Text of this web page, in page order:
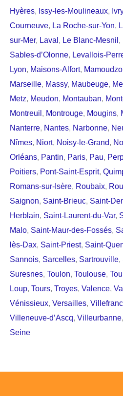
Hyères, Issy-les-Moulineaux,
Courneuve, La Roche-sur-Yon,
sur-Mer, Laval, Le Blanc-Mesnil,
Sables-d’Olonne, Levallois-
Lyon, Maisons-Alfort,
Marseille, Massy, Maubeuge,
Metz, Meudon, Montauban,
Montreuil, Montrouge, Mougins,
Nanterre, Nantes, Narbonne,
Nîmes, Niort, Noisy-le-Grand,
Orléans, Pantin, Paris, Pau,
Poitiers, Pont-Saint-Esprit,
Romans-sur-Isère, Roubaix,
Saignon, Saint-Brieuc, Saint-
Herblain, Saint-Laurent-du-Var,
Malo, Saint-Maur-des-Fossés,
lès-Dax, Saint-Priest, Saint-
Sannois, Sarcelles, Sartrouville,
Suresnes, Toulon, Toulouse,
Loup, Tours, Troyes, Valence,
Vénissieux, Versailles,
Villeneuve-d’Ascq, Villeurbanne,
Seine